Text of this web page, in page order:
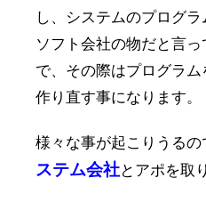
し、システムのプログ
ソフト会社の物だと言
で、その際はプログラ
作り直す事になります。
様々な事が起こりうる
ステム会社とアポを取